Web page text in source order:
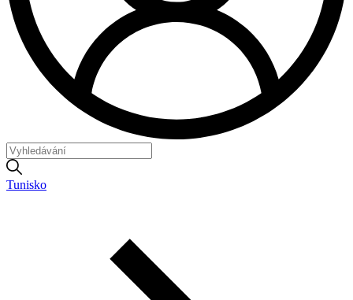
Tunisko